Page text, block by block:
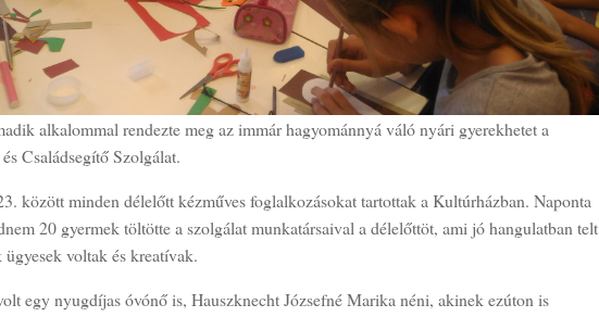
alkalommal rendezte meg az immár hagyománnyá váló nyári gyerekhetet a
Családsegítő Szolgálat.
között minden délelőtt kézműves foglalkozásokat tartottak a Kultúrházban. Naponta
20 gyermek töltötte a szolgálat munkatársaival a délelőttöt, ami jó hangulatban telt
voltak és kreatívak.
egy nyugdíjas óvónő is, Hauszknecht Józsefné Marika néni, akinek ezúton is